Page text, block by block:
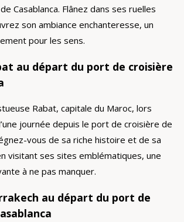
Casablanca. Flânez dans ses ruelles
son ambiance enchanteresse, un
pour les sens.
au départ du port de croisière
Rabat, capitale du Maroc, lors
journée depuis le port de croisière de
vous de sa riche histoire et de sa
visitant ses sites emblématiques, une
à ne pas manquer.
au départ du port de